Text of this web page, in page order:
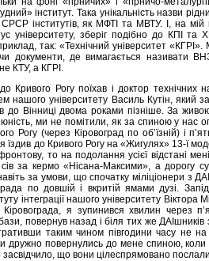
інститут. Така унiкальність назви
інститутів, як МФТІ та МВТУ. І, на мій
університету, зберіг подібно до КПІ та
так: «Технічний унiверситет
документи, де вимагається називати
КТУ, а КГРІ.
Кривого Рогу поїхав і доктор технічних
нашого університету Василь Кутін, який
до Вінниці двома роками пізніше. За
ми не помiтили, як за спиною у нас
Рогу (через Кіровоград по об’їзній) і
їздив до Кривого Рогу на «Жигулях» 13-ї
то на подолання усієї відстані
за кермо «Нісана-Максими», а дорогу
за умови, що спочатку міліціонери з
по довшій і вкритій ямами дузі.
інтеграції нашого університету Віктора
я зупинився хвилин через
повернув назад і біля тих же
втративши таким чином півгодини часу не
дружно повернулись до мене спиною, коли
що вони цілеспрямовано послали